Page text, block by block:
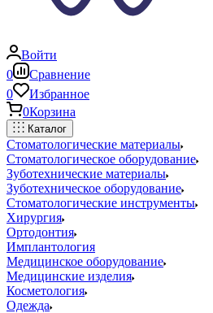
Войти
0
Сравнение
0
Избранное
0Корзина
Каталог
Стоматологические материалы
Стоматологическое оборудование
Зуботехнические материалы
Зуботехническое оборудование
Стоматологические инструменты
Хирургия
Ортодонтия
Имплантология
Медицинское оборудование
Медицинские изделия
Косметология
Одежда